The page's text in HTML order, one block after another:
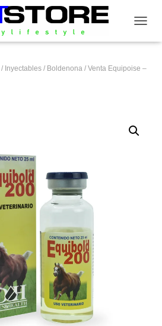
/ Inyectables / Boldenona / Venta Equipoise –